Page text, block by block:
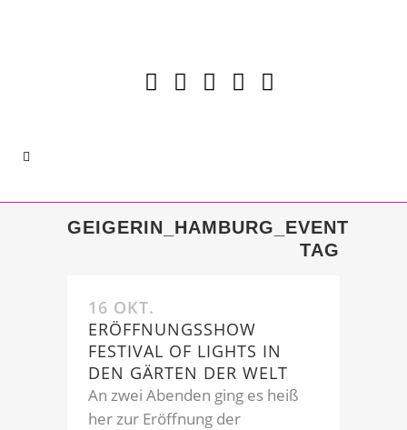
GEIGERIN_HAMBURG_EVENT
TAG
16 OKT.
ERÖFFNUNGSSHOW
FESTIVAL OF LIGHTS IN
DEN GÄRTEN DER WELT
An zwei Abenden ging es heiß
her zur Eröffnung der